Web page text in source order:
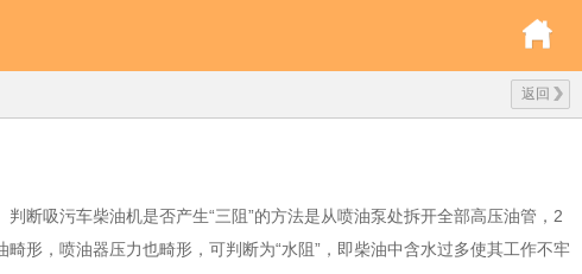
返回
吸污车柴油机是否产生“三阻”的方法是从喷油泵处拆开全部高压油管，2
形，喷油器压力也畸形，可判断为“水阻”，即柴油中含水过多使其工作不牢